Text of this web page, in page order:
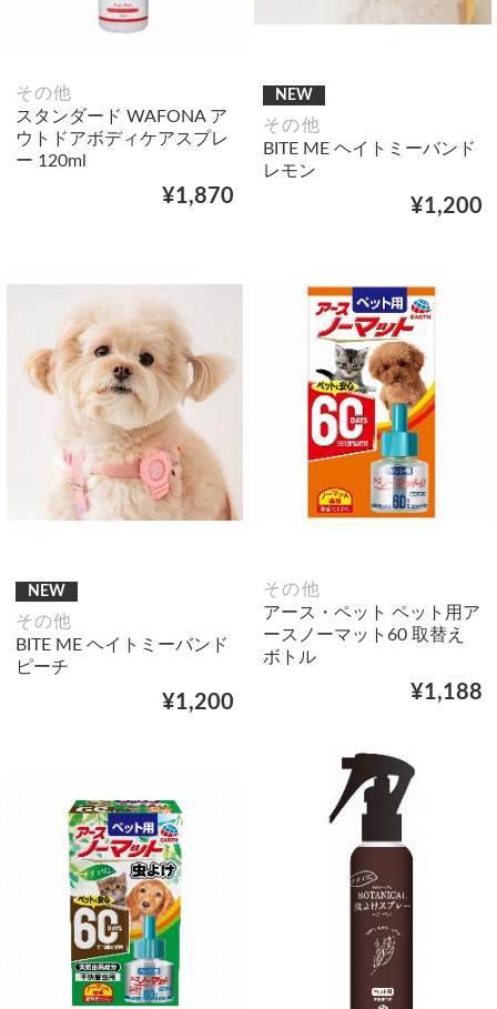
その他
スタンダード WAFONA ア
ウトドアボディケアスプレ
ー 120ml
¥1,870
NEW
その他
BITE ME ヘイトミーバンド
レモン
¥1,200
NEW
その他
BITE ME ヘイトミーバンド
ピーチ
¥1,200
その他
アース・ペット ペット用ア
ースノーマット60 取替え
ボトル
¥1,188